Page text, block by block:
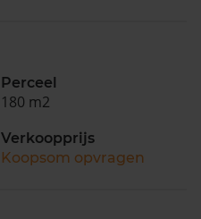
Perceel
180 m2
Verkoopprijs
Koopsom opvragen